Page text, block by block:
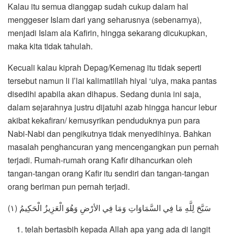
Kalau itu semua dianggap sudah cukup dalam hal
menggeser Islam dari yang seharusnya (sebenarnya),
menjadi Islam ala Kafirin, hingga sekarang dicukupkan,
maka kita tidak tahulah.
Kecuali kalau kiprah Depag/Kemenag itu tidak seperti
tersebut namun li I’lai kalimatillah hiyal ‘ulya, maka pantas
disedihi apabila akan dihapus. Sedang dunia ini saja,
dalam sejarahnya justru dijatuhi azab hingga hancur lebur
akibat kekafiran/ kemusyrikan penduduknya pun para
Nabi-Nabi dan pengikutnya tidak menyedihinya. Bahkan
masalah penghancuran yang mencengangkan pun pernah
terjadi. Rumah-rumah orang Kafir dihancurkan oleh
tangan-tangan orang Kafir itu sendiri dan tangan-tangan
orang beriman pun pernah terjadi.
سَبَّحَ لِلَّهِ مَا فِي السَّمَاوَاتِ وَمَا فِي الأرْضِ وَهُوَ الْعَزِيزُ الْحَكِيمُ (١)
telah bertasbih kepada Allah apa yang ada di langit